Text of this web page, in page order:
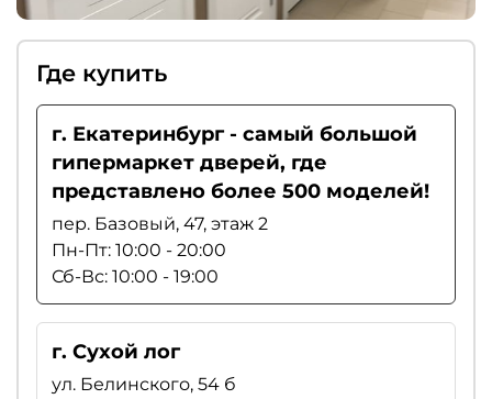
Где купить
г. Екатеринбург - самый большой
гипермаркет дверей, где
представлено более 500 моделей!
пер. Базовый, 47, этаж 2
Пн-Пт: 10:00 - 20:00
Сб-Вс: 10:00 - 19:00
г. Сухой лог
ул. Белинского, 54 б